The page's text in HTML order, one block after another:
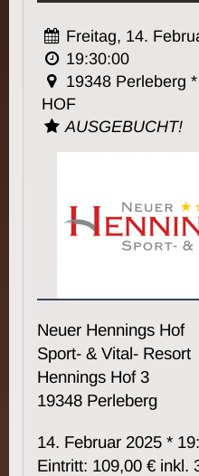
Freitag, 14.
19:30:00
19348 Perleberg
HOF
AUSGEBUCHT!
Neuer Hennings Hof
Sport- & Vital- Resort
Hennings Hof 3
19348 Perleberg
14. Februar 2025 *
Eintritt: 109,00 € inkl.